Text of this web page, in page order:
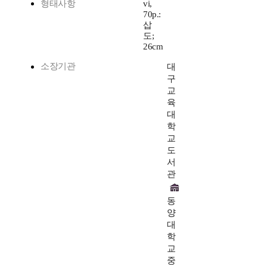
형태사항
vi,
70p.:
삽
도;
26cm
소장기관
대
구
교
육
대
학
교
도
서
관
동
양
대
학
교
중